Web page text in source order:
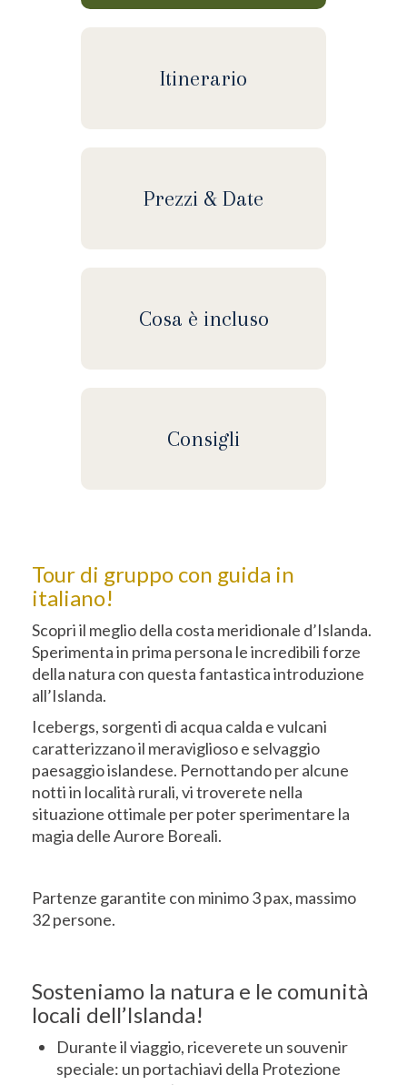
Itinerario
Prezzi & Date
Cosa è incluso
Consigli
Tour di gruppo con guida in
italiano!
Scopri il meglio della costa meridionale d’Islanda.
Sperimenta in prima persona le incredibili forze
della natura con questa fantastica introduzione
all’Islanda.
Icebergs, sorgenti di acqua calda e vulcani
caratterizzano il meraviglioso e selvaggio
paesaggio islandese. Pernottando per alcune
notti in località rurali, vi troverete nella
situazione ottimale per poter sperimentare la
magia delle Aurore Boreali.
Partenze garantite con minimo 3 pax, massimo
32 persone.
Sosteniamo la natura e le comunità
locali dell’Islanda!
Durante il viaggio, riceverete un souvenir
speciale: un portachiavi della Protezione